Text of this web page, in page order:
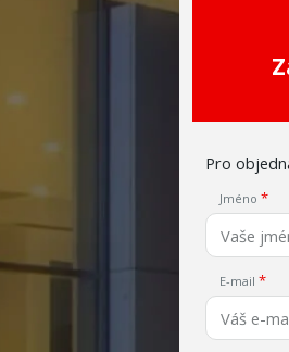
Pro
Jméno
E-mail